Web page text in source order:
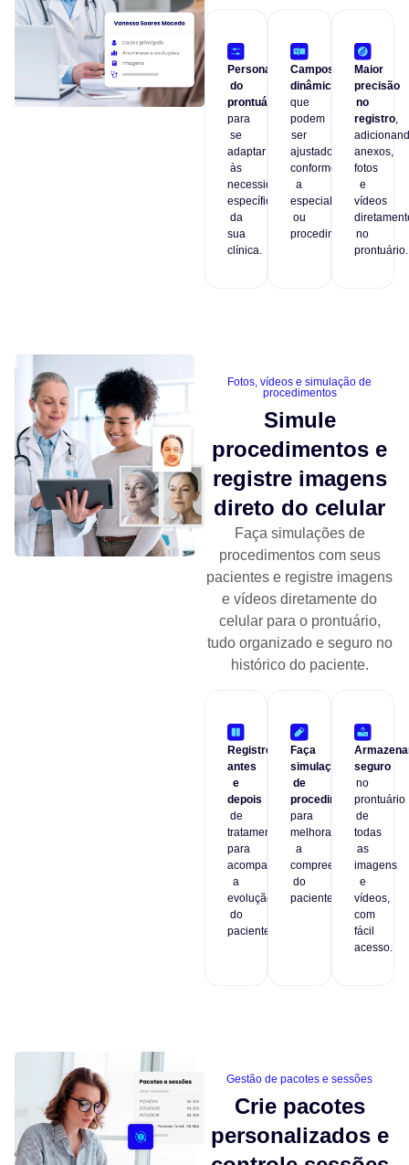
Personalização
do
prontuário
para
se
adaptar
às
necessidades
específicas
da
sua
clínica.
Campos
dinâmicos
que
podem
ser
ajustados
conforme
a
especialidade
ou
procedimento.
Maior
precisão
no
registro,
anexos,
fotos
e
vídeos
no
prontuário.
Fotos, vídeos e simulação de
procedimentos
Simule
procedimentos e
registre imagens
direto do celular
Faça simulações de
procedimentos com seus
pacientes e registre imagens
e vídeos diretamente do
celular para o prontuário,
tudo organizado e seguro no
histórico do paciente.
Registre
antes
e
depois
de
tratamentos
para
acompanhar
a
evolução
do
paciente.
Faça
simulações
de
procedimentos
para
melhorar
a
compreensão
do
paciente.
seguro
no
prontuário
de
todas
as
imagens
e
vídeos,
com
fácil
acesso.
Gestão de pacotes e sessões
Crie pacotes
personalizados e